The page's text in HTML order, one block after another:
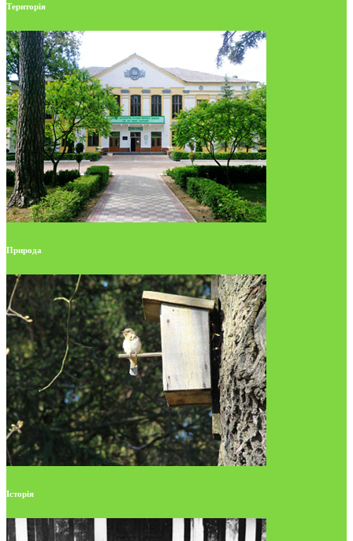
Територія
Природа
Історія